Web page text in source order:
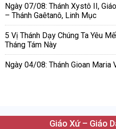
Ngày 07/08: Thánh Xystô II,
– Thánh Gaêtanô, Linh Mục
5 Vị Thánh Dạy Chúng Ta Yêu
Tháng Tám Này
Ngày 04/08: Thánh Gioan Maria
Giáo Xứ – Giáo